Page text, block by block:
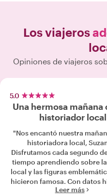
Los viajeros
Opiniones de viajeros
5.0
Una hermosa mañana
historiador local
"Nos encantó nuestra
historiadora local,
Disfrutamos cada segundo
tiempo aprendiendo sobre
local y las figuras
hicieron famosa. Con datos
fascinantes entrelazados
Leer más